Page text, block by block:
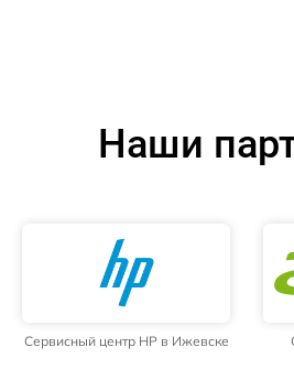
Наши
Сервисный центр HP в Ижевске